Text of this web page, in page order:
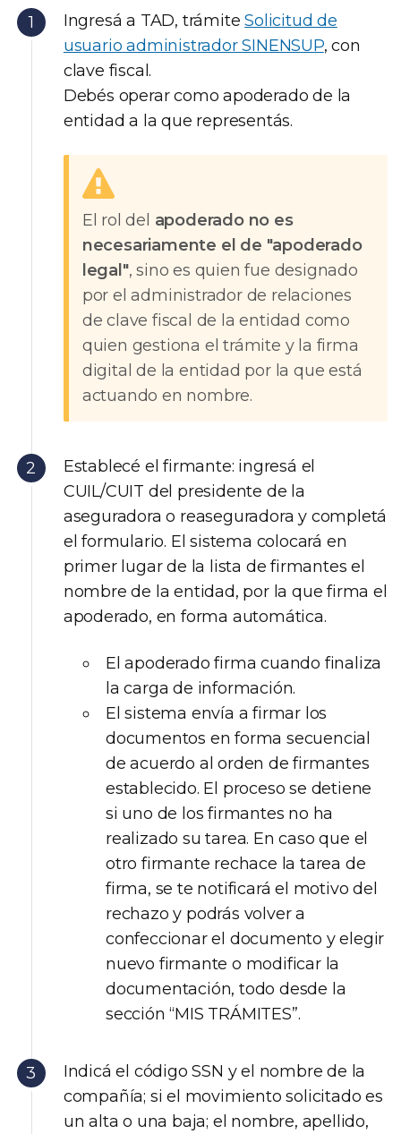
Ingresá a TAD, trámiteSolicitud de
usuario administrador SINENSUP, con
clave fiscal.
Debés operar como apoderado de la
entidad a la que representás.
El rol del apoderado no es
necesariamente el de "apoderado
legal", sino es quien fue designado
por el administrador de relaciones
de clave fiscal de la entidad como
quien gestiona el trámite y la firma
digital de la entidad por la que está
actuando en nombre.
Establecé el firmante: ingresá el
CUIL/CUIT del presidente de la
aseguradora o reaseguradora y completá
el formulario. El sistema colocará en
primer lugar de la lista de firmantes el
nombre de la entidad, por la que firma el
apoderado, en forma automática.
El apoderado firma cuando finaliza
la carga de información.
El sistema envía a firmar los
documentos en forma secuencial
de acuerdo al orden de firmantes
establecido. El proceso se detiene
si uno de los firmantes no ha
realizado su tarea. En caso que el
otro firmante rechace la tarea de
firma, se te notificará el motivo del
rechazo y podrás volver a
confeccionar el documento y elegir
nuevo firmante o modificar la
documentación, todo desde la
sección “MIS TRÁMITES”.
Indicá el código SSN y el nombre de la
compañía; si el movimiento solicitado es
un alta o una baja; el nombre, apellido,